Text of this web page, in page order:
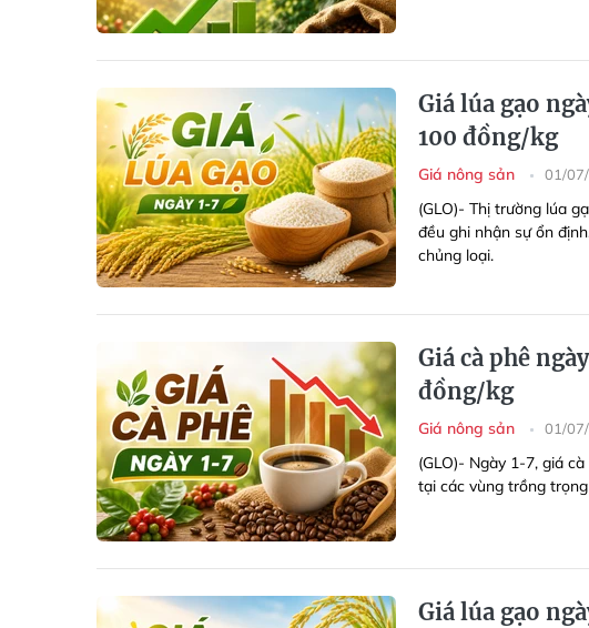
Giá lúa gạo
100 đồng/kg
Giá nông sản 01/
(GLO)- Thị trường lúa
đều ghi nhận sự ổn
chủng loại.
Giá cà phê
đồng/kg
Giá nông sản 01/
(GLO)- Ngày 1-7, giá
tại các vùng trồng
Giá lúa gạo